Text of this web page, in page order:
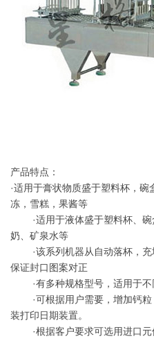
产品特点：
·适用于膏状物质盛于塑料杯，
冻，雪糕，果酱等
·适用于液体盛于塑料杯、碗
奶、矿泉水等
·该系列机器从自动落杯，充
保证封口图案对正
·有多种规格型号，适用于不
·可根据用户需要，增加钙粒
装打印日期装置。
·根据客户要求可选用进口元